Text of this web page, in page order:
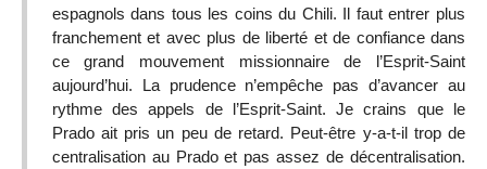
espagnols dans tous les coins du Chili. Il faut entrer plus
franchement et avec plus de liberté et de confiance dans
ce grand mouvement missionnaire de l’Esprit-Saint
aujourd’hui. La prudence n’empêche pas d’avancer au
rythme des appels de l’Esprit-Saint. Je crains que le
Prado ait pris un peu de retard. Peut-être y-a-t-il trop de
centralisation au Prado et pas assez de décentralisation.